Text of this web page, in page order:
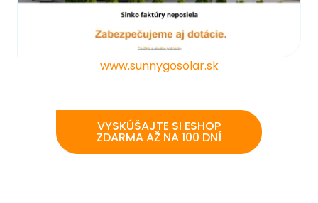
www.sunnygosolar.sk
VYSKÚŠAJTE SI ESHOP
ZDARMA AŽ NA 100 DNÍ